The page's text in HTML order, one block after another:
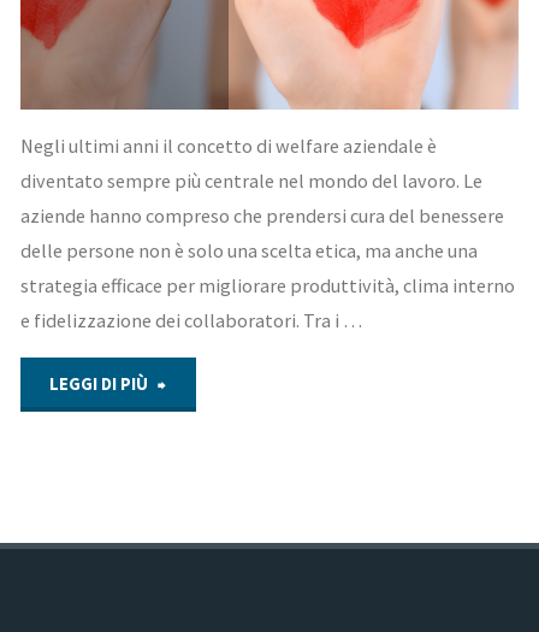
Negli ultimi anni il concetto di welfare aziendale è
diventato sempre più centrale nel mondo del lavoro. Le
aziende hanno compreso che prendersi cura del benessere
delle persone non è solo una scelta etica, ma anche una
strategia efficace per migliorare produttività, clima interno
e fidelizzazione dei collaboratori. Tra i …
LEGGI DI PIÙ "Welfare
benessere